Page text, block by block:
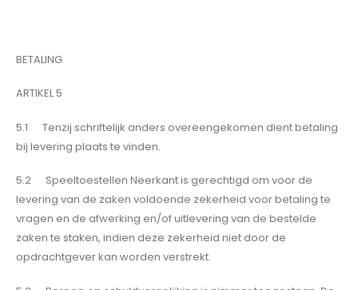
BETALING
ARTIKEL 5
5.1 Tenzij schriftelijk anders overeengekomen dient betaling
bij levering plaats te vinden.
5.2 Speeltoestellen Neerkant is gerechtigd om voor de
levering van de zaken voldoende zekerheid voor betaling te
vragen en de afwerking en/of uitlevering van de bestelde
zaken te staken, indien deze zekerheid niet door de
opdrachtgever kan worden verstrekt.